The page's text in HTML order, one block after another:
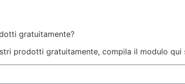
gratuitamente?
prodotti gratuitamente, compila il modulo